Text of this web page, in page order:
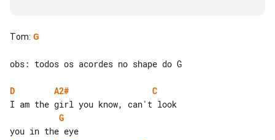
Tom: G
obs: todos os acordes no shape do G
D A2#
C
G